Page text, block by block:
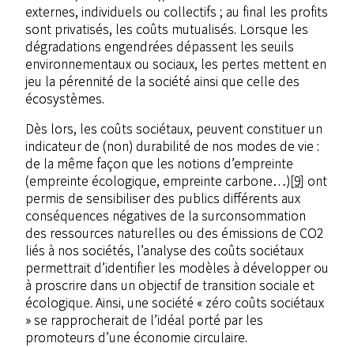
externes, individuels ou collectifs ; au final les profits
sont privatisés, les coûts mutualisés. Lorsque les
dégradations engendrées dépassent les seuils
environnementaux ou sociaux, les pertes mettent en
jeu la pérennité de la société ainsi que celle des
écosystèmes.
Dès lors, les coûts sociétaux, peuvent constituer un
indicateur de (non) durabilité de nos modes de vie :
de la même façon que les notions d’empreinte
(empreinte écologique, empreinte carbone…)[9] ont
permis de sensibiliser des publics différents aux
conséquences négatives de la surconsommation
des ressources naturelles ou des émissions de CO2
liés à nos sociétés, l’analyse des coûts sociétaux
permettrait d’identifier les modèles à développer ou
à proscrire dans un objectif de transition sociale et
écologique. Ainsi, une société « zéro coûts sociétaux
» se rapprocherait de l’idéal porté par les
promoteurs d’une économie circulaire.